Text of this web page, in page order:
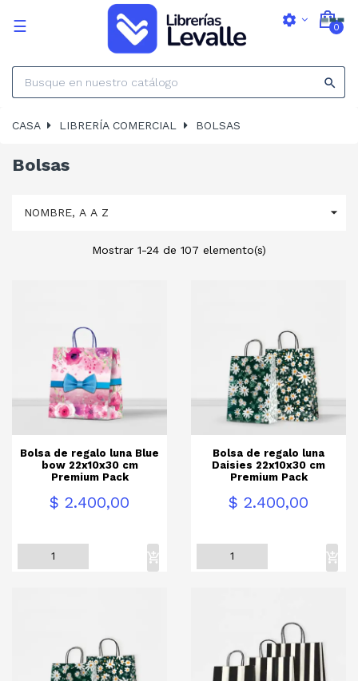

settings 0
Navegación
☰
CASA LIBRERÍA COMERCIAL BOLSAS
Bolsas
NOMBRE, A A Z 
Mostrar 1-24 de 107 elemento(s)
Bolsa de regalo luna Blue
bow 22x10x30 cm
Premium Pack
Precio$ 2.400,00
Bolsa de regalo luna
Daisies 22x10x30 cm
Premium Pack
Precio$ 2.400,00